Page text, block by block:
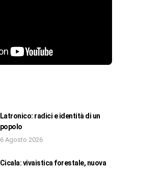
Latronico: radici e identità di un
popolo
6 Agosto 2026
Cicala: vivaistica forestale, nuova